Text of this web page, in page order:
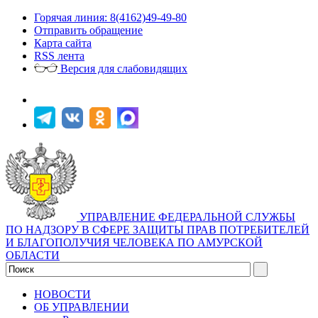
Горячая линия: 8(4162)49-49-80
Отправить обращение
Карта сайта
RSS лента
Версия для слабовидящих
УПРАВЛЕНИЕ ФЕДЕРАЛЬНОЙ СЛУЖБЫ
ПО НАДЗОРУ В СФЕРЕ ЗАЩИТЫ ПРАВ ПОТРЕБИТЕЛЕЙ
И БЛАГОПОЛУЧИЯ ЧЕЛОВЕКА ПО АМУРСКОЙ
ОБЛАСТИ
НОВОСТИ
ОБ УПРАВЛЕНИИ